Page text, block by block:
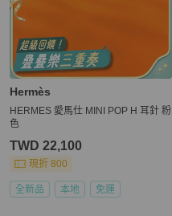
Hermès
HERMES 愛馬仕 MINI POP H 耳針 粉
色
TWD 22,100
現折 800
全新品 本地 免運